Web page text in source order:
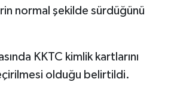
normal şekilde sürdüğünü
KKTC kimlik kartlarını
olduğu belirtildi.